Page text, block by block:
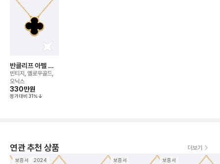
반클리프 아펠 알
함브라 네크리스
빈티지, 옐로우골드,
오닉스
330만원
정가대비 31%
연관 추천 상품 더보기
보증서 2024 보증서 보증서